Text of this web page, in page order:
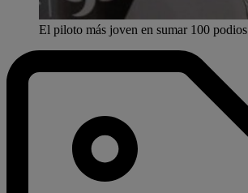
El piloto más joven en sumar 100 podios